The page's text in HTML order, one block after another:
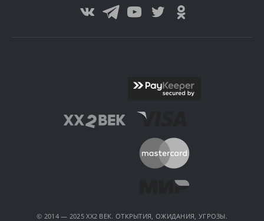
© 2014 — 2025 XX2 ВЕК. ОТКРЫТИЯ, ОЖИДАНИЯ, УГРОЗЫ.